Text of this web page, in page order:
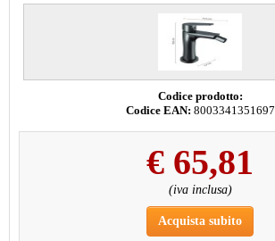
Codice prodotto:
Codice EAN: 8003341351697
€ 65,81
(iva inclusa)
Acquista subito